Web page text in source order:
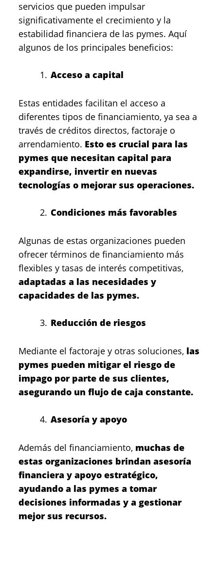
servicios que pueden impulsar
significativamente el crecimiento y la
estabilidad financiera de las pymes. Aquí
algunos de los principales beneficios:
Acceso a capital
Estas entidades facilitan el acceso a
diferentes tipos de financiamiento, ya sea a
través de créditos directos, factoraje o
arrendamiento. Esto es crucial para las
pymes que necesitan capital para
expandirse, invertir en nuevas
tecnologías o mejorar sus operaciones.
Condiciones más favorables
Algunas de estas organizaciones pueden
ofrecer términos de financiamiento más
flexibles y tasas de interés competitivas,
adaptadas a las necesidades y
capacidades de las pymes.
Reducción de riesgos
Mediante el factoraje y otras soluciones, las
pymes pueden mitigar el riesgo de
impago por parte de sus clientes,
asegurando un flujo de caja constante.
Asesoría y apoyo
Además del financiamiento, muchas de
estas organizaciones brindan asesoría
financiera y apoyo estratégico,
ayudando a las pymes a tomar
decisiones informadas y a gestionar
mejor sus recursos.